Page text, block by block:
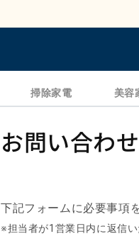
掃除家電 美容
お問い合わせ
下記フォームに必要事項
※担当者が1営業日内に返信